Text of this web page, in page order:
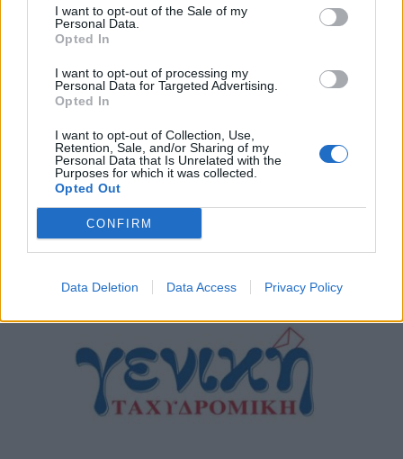
I want to opt-out of the Sale of my
Personal Data.
Opted In
I want to opt-out of processing my
Personal Data for Targeted Advertising.
Opted In
I want to opt-out of Collection, Use,
Retention, Sale, and/or Sharing of my
Personal Data that Is Unrelated with the
Purposes for which it was collected.
Opted Out
CONFIRM
Data Deletion Data Access Privacy Policy
Προαστιακός: Προχωρά η επέκταση της
γραμμής προς το Λουτράκι – Οι νέοι σταθμοί
(video)
08/08/2026 11:34